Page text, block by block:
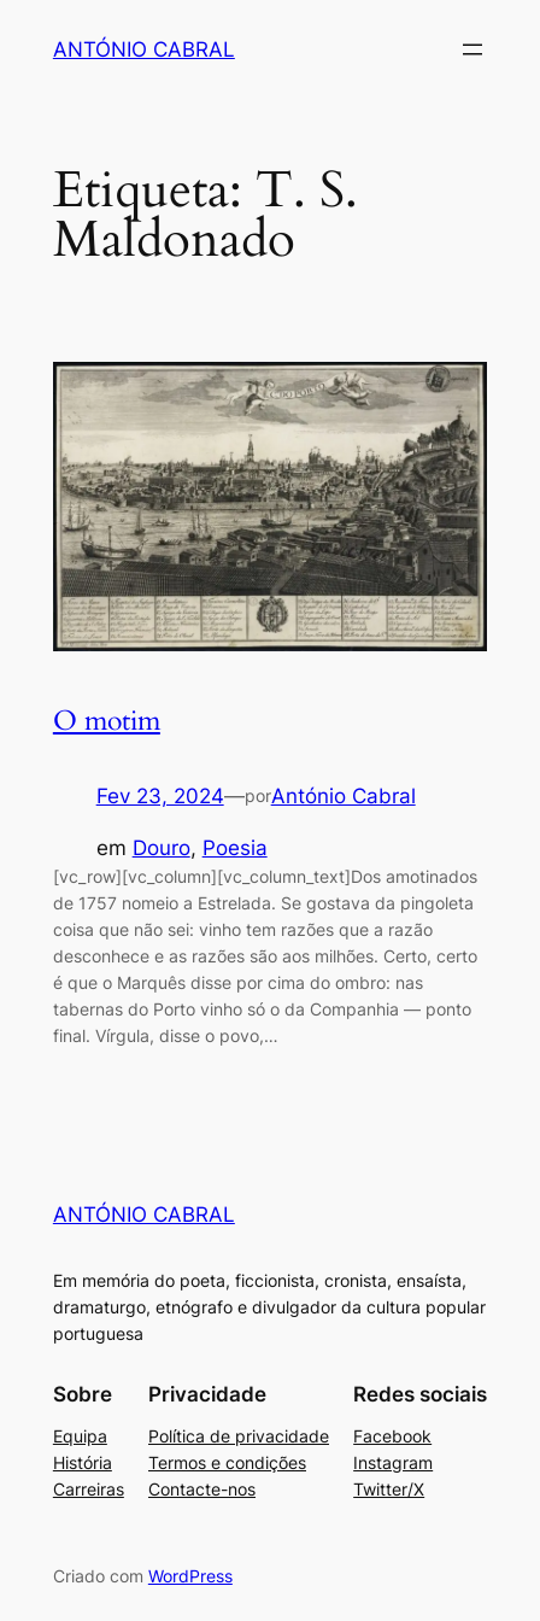
ANTÓNIO CABRAL
Etiqueta: T. S.
Maldonado
O motim
Fev 23, 2024—porAntónio Cabral
em Douro, Poesia
[vc_row][vc_column][vc_column_text]Dos amotinados
de 1757 nomeio a Estrelada. Se gostava da pingoleta
coisa que não sei: vinho tem razões que a razão
desconhece e as razões são aos milhões. Certo, certo
é que o Marquês disse por cima do ombro: nas
tabernas do Porto vinho só o da Companhia — ponto
final. Vírgula, disse o povo,…
ANTÓNIO CABRAL
Em memória do poeta, ficcionista, cronista, ensaísta,
dramaturgo, etnógrafo e divulgador da cultura popular
portuguesa
Sobre
Equipa
História
Carreiras
Privacidade
Política de privacidade
Termos e condições
Contacte-nos
Redes sociais
Facebook
Instagram
Twitter/X
Criado com WordPress